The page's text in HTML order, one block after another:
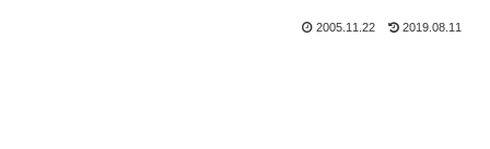
2005.11.22 2019.08.11